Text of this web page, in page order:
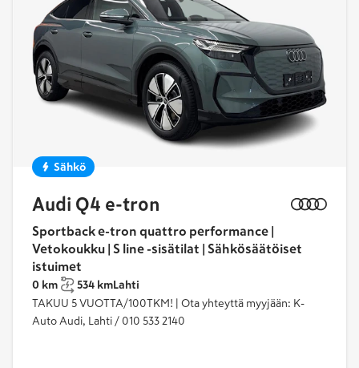
Sähkö
Audi Q4 e-tron
Sportback e-tron quattro performance |
Vetokoukku | S line -sisätilat | Sähkösäätöiset
istuimet
0 km 534 km Lahti
TAKUU 5 VUOTTA/100TKM! | Ota yhteyttä myyjään: K-
Auto Audi, Lahti / 010 533 2140